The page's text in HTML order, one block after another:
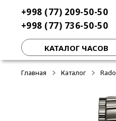
навигации
содержимому
+998 (77) 209-50-50
+998 (77) 736-50-50
КАТАЛОГ ЧАСОВ
Главная Каталог Rado